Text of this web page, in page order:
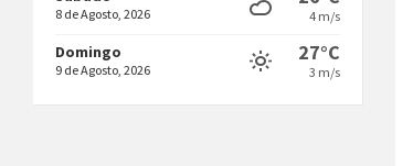
8 de Agosto, 2026 4 m/s
Domingo
9 de Agosto, 2026
27°C
3 m/s